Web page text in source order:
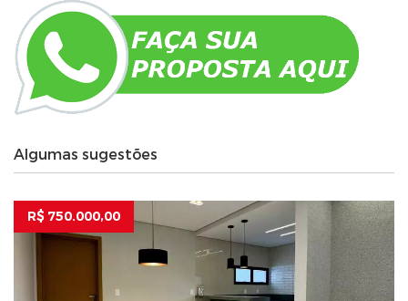
Algumas sugestões
R$ 750.000,00